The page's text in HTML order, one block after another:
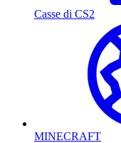
Casse di CS2
MINECRAFT